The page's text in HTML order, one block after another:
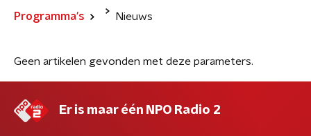
Programma's Nieuws
Geen artikelen gevonden met deze parameters.
Er is maar één NPO Radio 2